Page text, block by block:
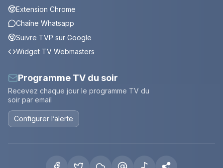
Extension Chrome
Chaîne Whatsapp
Suivre TVP sur Google
Widget TV Webmasters
Programme TV du soir
Recevez chaque jour le programme TV du
soir par email
Configurer l’alerte